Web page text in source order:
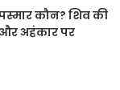
कौन? शिव की
और अहंकार पर